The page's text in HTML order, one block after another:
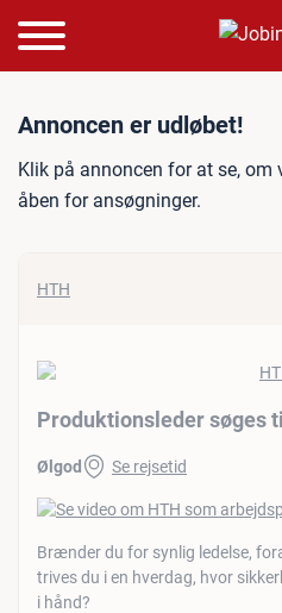
Jobannonce:
Annoncen er udløbet!
Klik på annoncen for at se, om
åben for ansøgninger.
HTH
Produktionsleder søges
Ølgod Se rejsetid
Brænder du for synlig ledelse,
trives du i en hverdag, hvor
i hånd?